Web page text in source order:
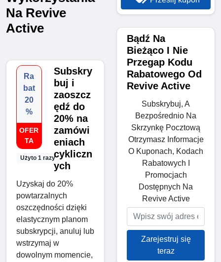
Na Revive
Active
Ra
bat
20
%
OFER
TA
Użyto 1 razy
Subskry
buj i
zaoszcz
ędź do
20% na
zamówi
eniach
cykliczn
ych
Uzyskaj do 20%
powtarzalnych
oszczędności dzięki
elastycznym planom
subskrypcji, anuluj lub
wstrzymaj w
dowolnym momencie,
Bądź Na
Bieżąco I Nie
Przegap Kodu
Rabatowego Od
Revive Active
Subskrybuj, A
Bezpośrednio Na
Skrzynkę Pocztową
Otrzymasz Informacje
O Kuponach, Kodach
Rabatowych I
Promocjach
Dostępnych Na
Revive Active
Zarejestruj się
teraz